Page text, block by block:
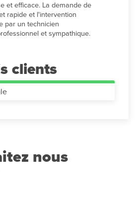
et efficace. La demande de
rapide et l'intervention
par un technicien
et sympathique.
nous